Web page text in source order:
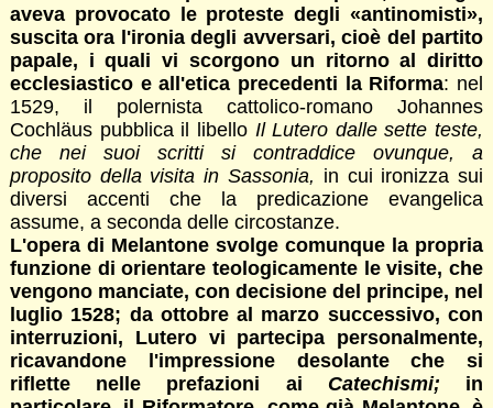
aveva provocato le proteste degli «antinomisti»,
suscita ora l'ironia degli avversari, cioè del partito
papale, i quali vi scorgono un ritorno al diritto
ecclesiastico e all'etica precedenti la Riforma: nel
1529, il polernista cattolico-romano Johannes
Cochläus pubblica il libello Il Lutero dalle sette teste,
che nei suoi scritti si contraddice ovunque, a
proposito della visita in Sassonia, in cui ironizza sui
diversi accenti che la predicazione evangelica
assume, a seconda delle circostanze.
L'opera di Melantone svolge comunque la propria
funzione di orientare teologicamente le visite, che
vengono manciate, con decisione del principe, nel
luglio 1528; da ottobre al marzo successivo, con
interruzioni, Lutero vi partecipa personalmente,
ricavandone l'impressione desolante che si
riflette nelle prefazioni ai
Catechismi;
in